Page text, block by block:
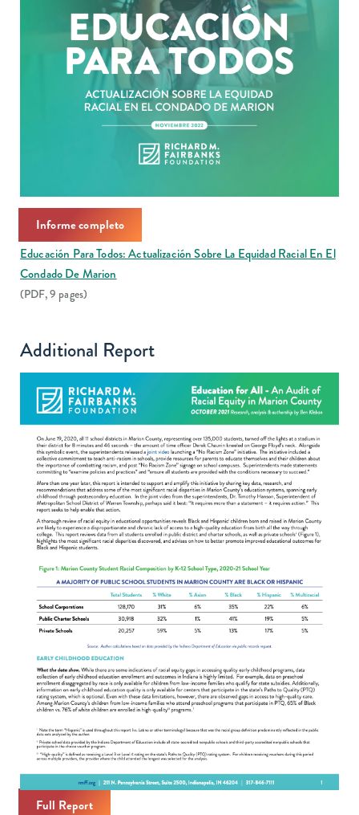
Informe completo
Educación Para Todos: Actualización Sobre La Equidad Racial En El
Condado De Marion
(PDF, 9 pages)
Additional Report
Full Report